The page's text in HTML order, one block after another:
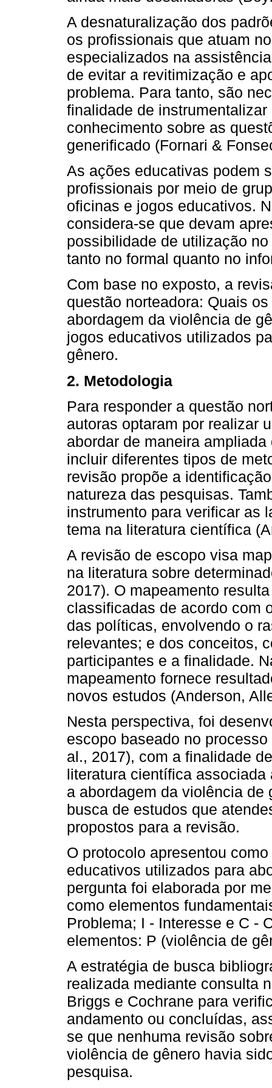
A desnaturalização dos
os profissionais que atuam
especializados na
de evitar a revitimização e
problema. Para tanto, são
finalidade de
conhecimento sobre as
generificado (Fornari &
As ações educativas podem
profissionais por meio de
oficinas e jogos educativos.
considera-se que devam
possibilidade de utilização
tanto no formal quanto no
Com base no exposto, a
questão norteadora: Quais
abordagem da violência de
jogos educativos utilizados
gênero.
2. Metodologia
Para responder a questão
autoras optaram por realizar
abordar de maneira
incluir diferentes tipos de
revisão propõe a
natureza das pesquisas.
instrumento para verificar as
tema na literatura científica
A revisão de escopo visa
na literatura sobre
2017). O mapeamento
classificadas de acordo com
das políticas, envolvendo o
relevantes; e dos conceitos,
participantes e a finalidade.
mapeamento fornece
novos estudos (Anderson,
Nesta perspectiva, foi
escopo baseado no
al., 2017), com a finalidade
literatura científica
a abordagem da violência de
busca de estudos que
propostos para a revisão.
O protocolo apresentou
educativos utilizados para
pergunta foi elaborada por
como elementos
Problema; I - Interesse e C -
elementos: P (violência de
A estratégia de busca
realizada mediante consulta
Briggs e Cochrane para
andamento ou concluídas,
se que nenhuma revisão
violência de gênero havia
pesquisa.